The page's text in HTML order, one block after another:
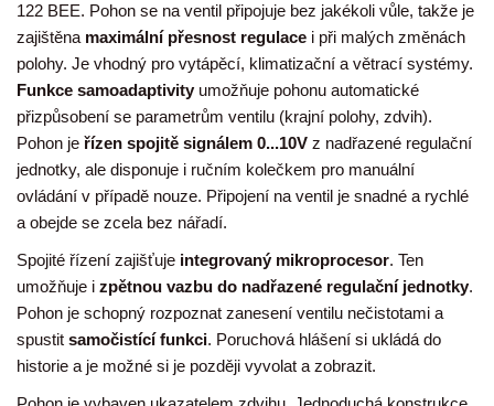
122 BEE. Pohon se na ventil připojuje bez jakékoli vůle, takže je
zajištěna maximální přesnost regulace i při malých změnách
polohy. Je vhodný pro vytápěcí, klimatizační a větrací systémy.
Funkce samoadaptivity umožňuje pohonu automatické
přizpůsobení se parametrům ventilu (krajní polohy, zdvih).
Pohon je řízen spojitě signálem 0...10V z nadřazené regulační
jednotky, ale disponuje i ručním kolečkem pro manuální
ovládání v případě nouze. Připojení na ventil je snadné a rychlé
a obejde se zcela bez nářadí.
Spojité řízení zajišťuje integrovaný mikroprocesor. Ten
umožňuje i zpětnou vazbu do nadřazené regulační jednotky.
Pohon je schopný rozpoznat zanesení ventilu nečistotami a
spustit samočistící funkci. Poruchová hlášení si ukládá do
historie a je možné si je později vyvolat a zobrazit.